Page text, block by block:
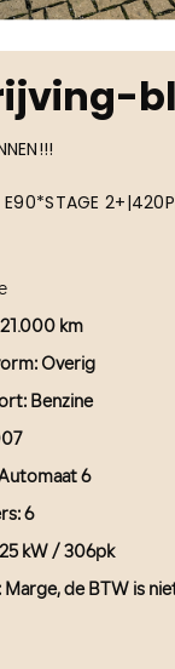
km
: Overig
: Benzine
6
: 6
kW / 306pk
Marge, de BTW is